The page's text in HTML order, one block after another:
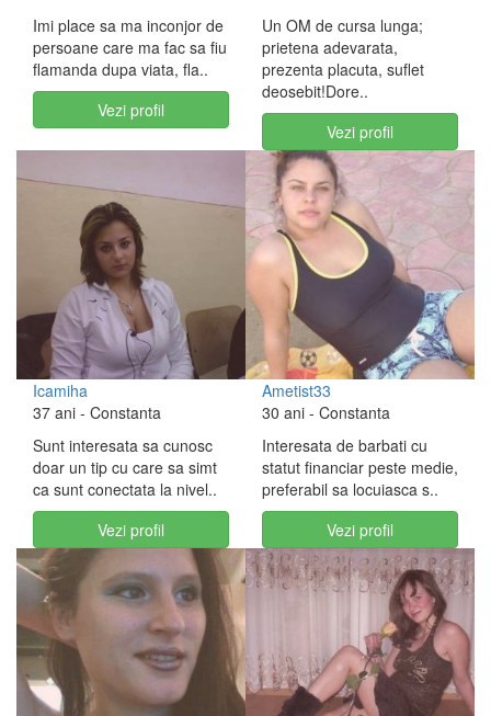
Imi place sa ma inconjor de
persoane care ma fac sa fiu
flamanda dupa viata, fla..
Vezi profil
Un OM de cursa lunga;
prietena adevarata,
prezenta placuta, suflet
deosebit!Dore..
Vezi profil
Icamiha
37 ani - Constanta
Sunt interesata sa cunosc
doar un tip cu care sa simt
ca sunt conectata la nivel..
Vezi profil
Ametist33
30 ani - Constanta
Interesata de barbati cu
statut financiar peste medie,
preferabil sa locuiasca s..
Vezi profil